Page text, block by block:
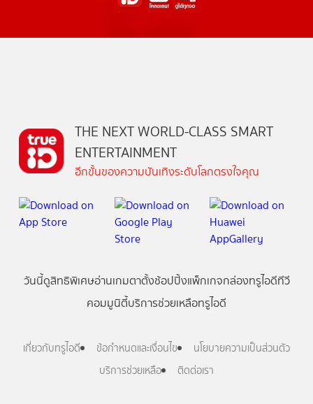
THE NEXT WORLD-CLASS SMART
ENTERTAINMENT
อีกขั้นของความบันเทิงระดับโลกตรงใจคุณ
วันนี้ดูสิทธิพิเศษอ่านเกมตาตั้งช้อปปิ้งแพ็กเกจกล่องทรูไอดีทีวี
คอมมูนิตี้บริการช่วยเหลือทรูไอดี
เกี่ยวกับทรูไอดี ข้อกำหนดและเงื่อนไข
นโยบายความเป็นส่วนตัว
บริการช่วยเหลือ
ติดต่อเรา